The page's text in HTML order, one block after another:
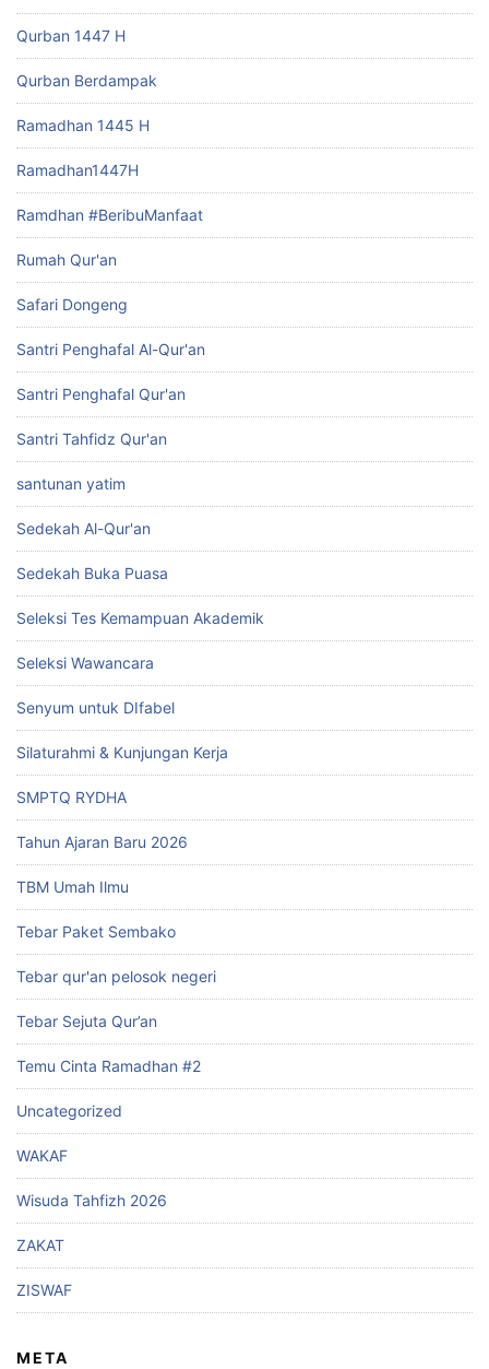
Qurban 1447 H
Qurban Berdampak
Ramadhan 1445 H
Ramadhan1447H
Ramdhan #BeribuManfaat
Rumah Qur'an
Safari Dongeng
Santri Penghafal Al-Qur'an
Santri Penghafal Qur'an
Santri Tahfidz Qur'an
santunan yatim
Sedekah Al-Qur'an
Sedekah Buka Puasa
Seleksi Tes Kemampuan Akademik
Seleksi Wawancara
Senyum untuk DIfabel
Silaturahmi & Kunjungan Kerja
SMPTQ RYDHA
Tahun Ajaran Baru 2026
TBM Umah Ilmu
Tebar Paket Sembako
Tebar qur'an pelosok negeri
Tebar Sejuta Qur’an
Temu Cinta Ramadhan #2
Uncategorized
WAKAF
Wisuda Tahfizh 2026
ZAKAT
ZISWAF
META